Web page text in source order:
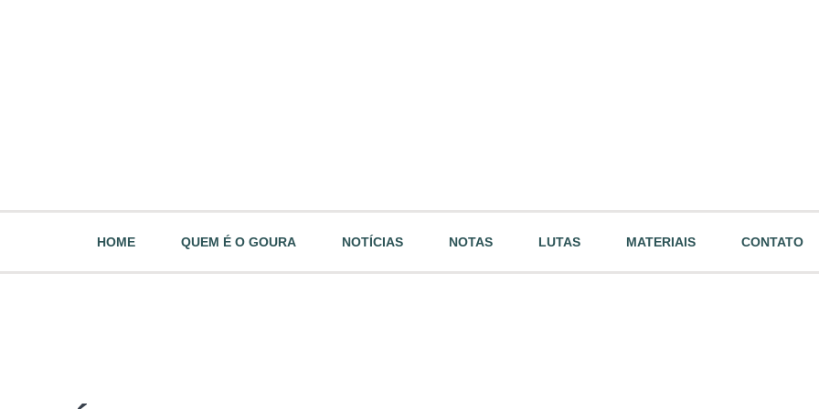
HOME QUEM É O GOURA NOTÍCIAS NOTAS LUTAS MATERIAIS CONTATO